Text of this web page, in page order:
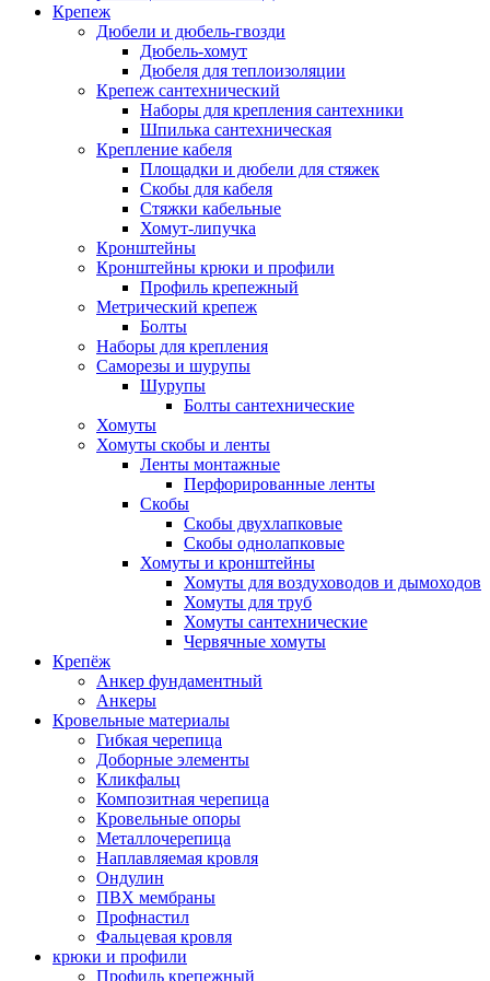
Крепеж
Дюбели и дюбель-гвозди
Дюбель-хомут
Дюбеля для теплоизоляции
Крепеж сантехнический
Наборы для крепления сантехники
Шпилька сантехническая
Крепление кабеля
Площадки и дюбели для стяжек
Скобы для кабеля
Стяжки кабельные
Хомут-липучка
Кронштейны
Кронштейны крюки и профили
Профиль крепежный
Метрический крепеж
Болты
Наборы для крепления
Саморезы и шурупы
Шурупы
Болты сантехнические
Хомуты
Хомуты скобы и ленты
Ленты монтажные
Перфорированные ленты
Скобы
Скобы двухлапковые
Скобы однолапковые
Хомуты и кронштейны
Хомуты для воздуховодов и дымоходов
Хомуты для труб
Хомуты сантехнические
Червячные хомуты
Крепёж
Анкер фундаментный
Анкеры
Кровельные материалы
Гибкая черепица
Доборные элементы
Кликфальц
Композитная черепица
Кровельные опоры
Металлочерепица
Наплавляемая кровля
Ондулин
ПВХ мембраны
Профнастил
Фальцевая кровля
крюки и профили
Профиль крепежный